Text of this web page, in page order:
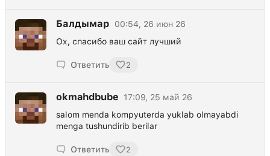
Балдымар
00:54, 26 июн 26
Ох, спасибо ваш сайт лучший
Ответить 2
okmahdbube
17:09, 25 май 26
salom menda kompyuterda yuklab olmayabdi
menga tushundirib berilar
Ответить 2